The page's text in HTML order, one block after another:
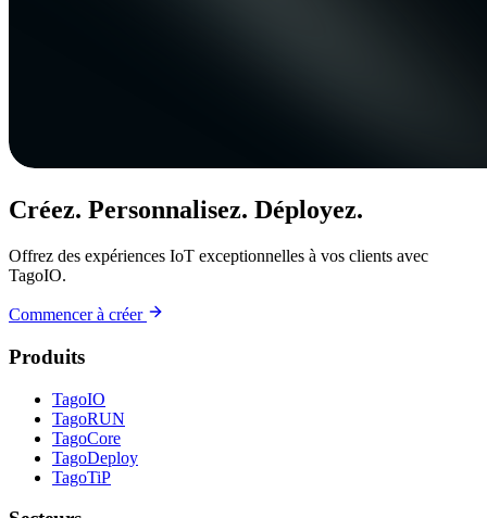
Créez. Personnalisez. Déployez.
Offrez des expériences IoT exceptionnelles à vos clients avec
TagoIO.
Commencer à créer
Produits
TagoIO
TagoRUN
TagoCore
TagoDeploy
TagoTiP